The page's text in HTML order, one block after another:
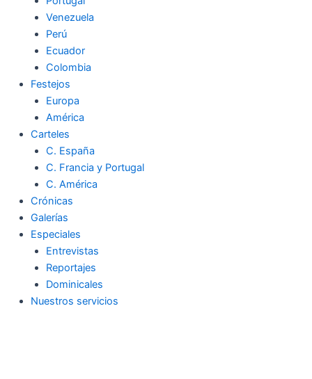
Venezuela
Perú
Ecuador
Colombia
Festejos
Europa
América
Carteles
C. España
C. Francia y Portugal
C. América
Crónicas
Galerías
Especiales
Entrevistas
Reportajes
Dominicales
Nuestros servicios